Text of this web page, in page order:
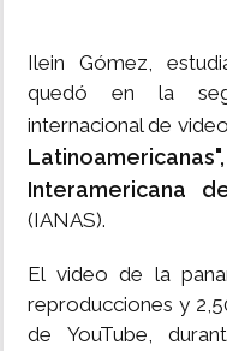
Ilein Gómez,
quedó en la
internacional de
Latinoamericanas",
Interamericana
(IANAS).
El video de la
reproducciones y
de YouTube,